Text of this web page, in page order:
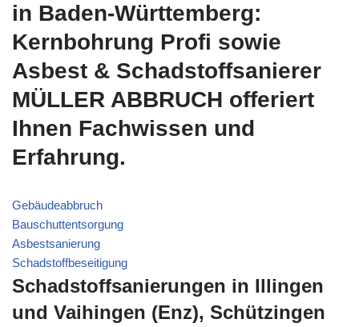
in Baden-Württemberg:
Kernbohrung Profi sowie
Asbest & Schadstoffsanierer
MÜLLER ABBRUCH offeriert
Ihnen Fachwissen und
Erfahrung.
Gebäudeabbruch
Bauschuttentsorgung
Asbestsanierung
Schadstoffbeseitigung
Schadstoffsanierungen in Illingen
und Vaihingen (Enz), Schützingen